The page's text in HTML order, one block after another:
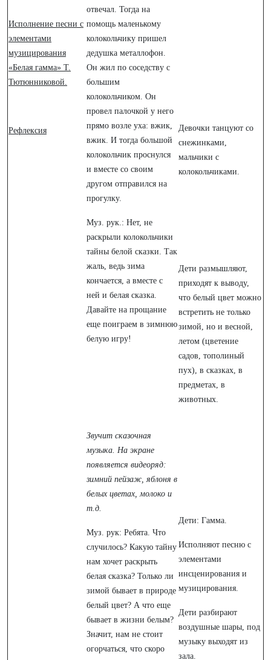
Исполнение песни с
элементами
музицирования
«Белая гамма» Т.
Тютюнниковой.
Рефлексия
отвечал. Тогда на
помощь маленькому
колокольчику пришел
дедушка металлофон.
Он жил по соседству с
большим
колокольчиком. Он
провел палочкой у него
прямо возле уха: вжик,
вжик. И тогда большой
колокольчик проснулся
и вместе со своим
другом отправился на
прогулку.
Муз. рук.: Нет, не
раскрыли колокольчики
тайны белой сказки. Так
жаль, ведь зима
кончается, а вместе с
ней и белая сказка.
Давайте на прощание
еще поиграем в зимнюю
белую игру!
Звучит сказочная
музыка. На экране
появляется видеоряд:
зимний пейзаж, яблоня в
белых цветах, молоко и
т.д.
Муз. рук: Ребята. Что
случилось? Какую тайну
нам хочет раскрыть
белая сказка? Только ли
зимой бывает в природе
белый цвет? А что еще
бывает в жизни белым?
Значит, нам не стоит
огорчаться, что скоро
Девочки танцуют со
снежинками,
мальчики с
колокольчиками.
Дети размышляют,
приходят к выводу,
что белый цвет можно
встретить не только
зимой, но и весной,
летом (цветение
садов, тополиный
пух), в сказках, в
предметах, в
животных.
Дети: Гамма.
Исполняют песню с
элементами
инсценирования и
музицирования.
Дети разбирают
воздушные шары, под
музыку выходят из
зала.